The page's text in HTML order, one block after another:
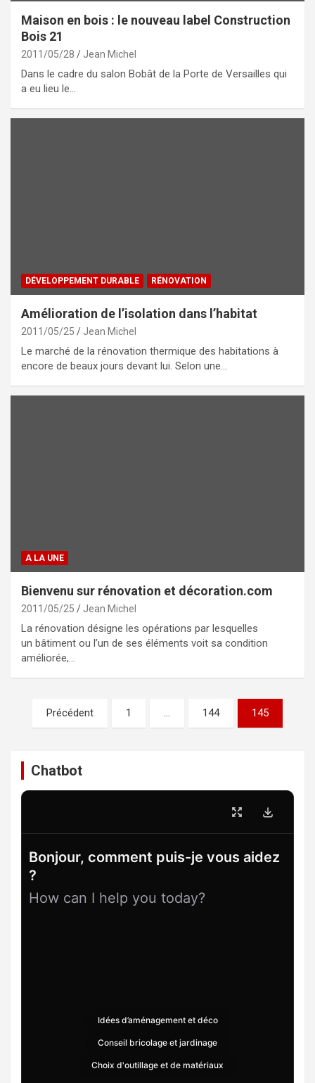
Maison en bois : le nouveau label Construction
Bois 21
2011/05/28 Jean Michel
Dans le cadre du salon Bobât de la Porte de Versailles qui
a eu lieu le…
DÉVELOPPEMENT DURABLE RÉNOVATION
Amélioration de l’isolation dans l’habitat
2011/05/25 Jean Michel
Le marché de la rénovation thermique des habitations à
encore de beaux jours devant lui. Selon une…
A LA UNE
Bienvenu sur rénovation et décoration.com
2011/05/25 Jean Michel
La rénovation désigne les opérations par lesquelles
un bâtiment ou l’un de ses éléments voit sa condition
améliorée,…
Pagination
des
Précédent 1 … 144 145
Chatbot
Bonjour, comment puis-je vous aidez
?
How can I help you today?
Idées d’aménagement et déco
Conseil bricolage et jardinage
Choix d'outillage et de matériaux